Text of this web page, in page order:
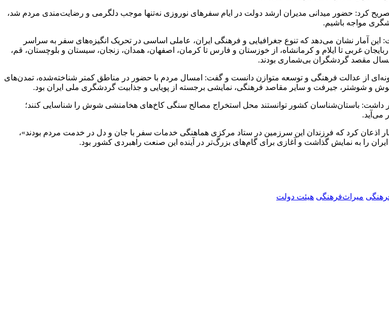
کرد: حضور میدانی مدیران ارشد دولت در ایام سفرهای نوروزی نه‌تنها موجب دلگرمی و رضایت‌مندی مردم شد،
مواجه باشیم.
۳۶ میلیون سفر نوروزی خبر داد و گفت: این آمار نشان می‌دهد که تنوع جغرافیایی و فرهنگی ایران، عاملی اساسی در تحریک انگیزه‌های سفر به سراسر
غربی تا ایلام و کرمانشاه، از خوزستان و فارس تا کرمان، اصفهان، همدان، زنجان، سیستان و بلوچستان، قم،
امسال مقصد گردشگران بی‌شماری بودند.
از عدالت فرهنگی و توسعه متوازن دانست و گفت: امسال مردم با حضور در مناطق کمتر شناخته‌شده، تمدن‌های
و شوشتر، جیرفت و سایر مقاصد فرهنگی، نمایشی برجسته از پویایی و جذابیت گردشگری ملی ایران بود.
داشت: باستان‌شناسان کشور توانستند محل استخراج مصالح سنگی کاخ‌های هخامنشی شوش را شناسایی کنند؛
می‌آید.
اذعان کرد که فرزندان این سرزمین در ستاد مرکزی هماهنگی خدمات سفر با جان و دل در خدمت مردم بودند»،
را به نمایش گذاشت و آغازی برای گام‌های بزرگ‌تر در آینده این صنعت راهبردی کشور بود.
میراث‌فرهنگی هیئت دولت